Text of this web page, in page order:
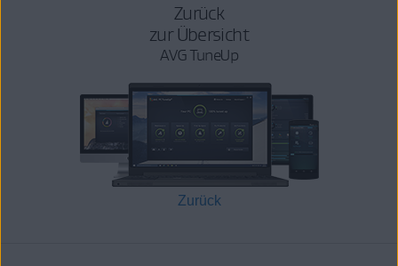
Zurück
zur Übersicht
AVG TuneUp
Zurück